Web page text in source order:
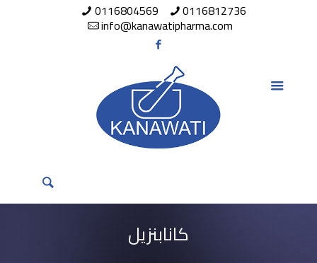
0116804569 0116812736
info@kanawatipharma.com
كانابنزيل